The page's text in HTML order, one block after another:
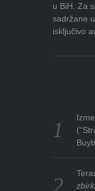
u BiH. Za
sadržane
isključivo